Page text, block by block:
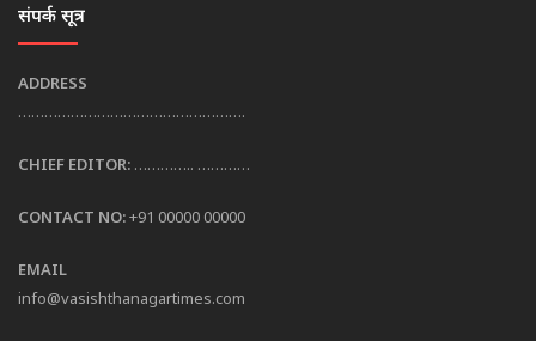
संपर्क सूत्र
ADDRESS
…………………………………………….
CHIEF EDITOR: ………….. …………
CONTACT NO:+91 00000 00000
EMAIL
info@vasishthanagartimes.com